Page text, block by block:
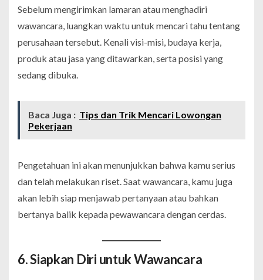
Sebelum mengirimkan lamaran atau menghadiri
wawancara, luangkan waktu untuk mencari tahu tentang
perusahaan tersebut. Kenali visi-misi, budaya kerja,
produk atau jasa yang ditawarkan, serta posisi yang
sedang dibuka.
Baca Juga : Tips dan Trik Mencari Lowongan
Pekerjaan
Pengetahuan ini akan menunjukkan bahwa kamu serius
dan telah melakukan riset. Saat wawancara, kamu juga
akan lebih siap menjawab pertanyaan atau bahkan
bertanya balik kepada pewawancara dengan cerdas.
6. Siapkan Diri untuk Wawancara